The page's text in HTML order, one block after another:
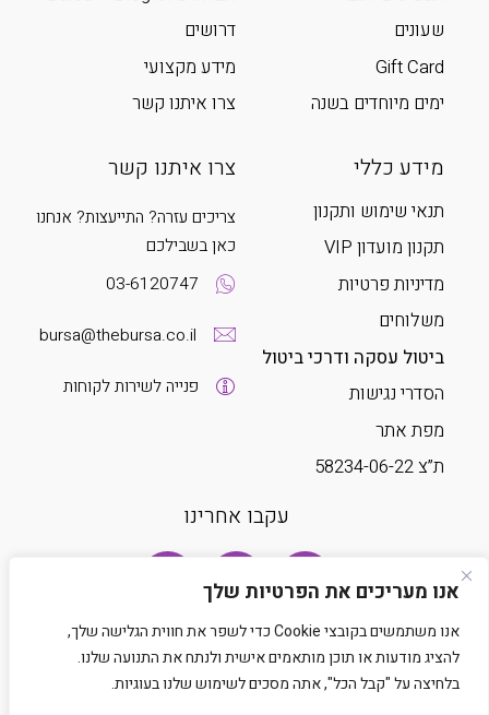
אנו מעריכים את הפרטיות שלך
אנו משתמשים בקובצי Cookie כדי לשפר את חווית הגלישה שלך,
להציג מודעות או תוכן מותאמים אישית ולנתח את התנועה שלנו.
בלחיצה על "קבל הכל", אתה מסכים לשימוש שלנו בעוגיות.
שעונים
Gift Card
ימים מיוחדים בשנה
דרושים
מידע מקצועי
צרו איתנו קשר
מידע כללי
תנאי שימוש ותקנון
תקנון מועדון VIP
מדיניות פרטיות
משלוחים
ביטול עסקה ודרכי ביטול
הסדרי נגישות
מפת אתר
ת”צ 58234-06-22
צרו איתנו קשר
צריכים עזרה? התייעצות? אנחנו
כאן בשבילכם
03-6120747
bursa@thebursa.co.il
פנייה לשירות לקוחות
עקבו אחרינו